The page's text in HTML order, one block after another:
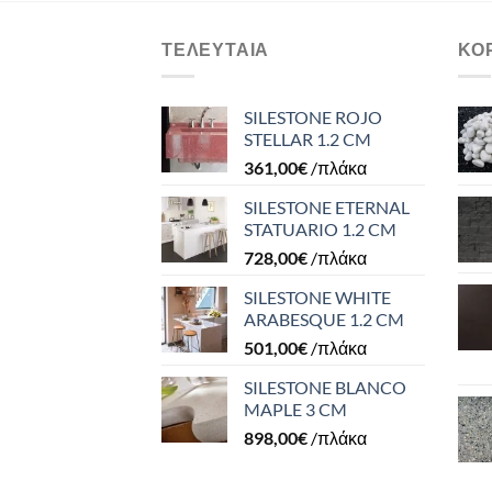
ΤΕΛΕΥΤΑΊΑ
SILESTONE ROJO
STELLAR 1.2 CM
361,00€ /πλάκα
SILESTONE ETERNAL
STATUARIO 1.2 CM
728,00€ /πλάκα
SILESTONE WHITE
ARABESQUE 1.2 CM
501,00€ /πλάκα
SILESTONE BLANCO
MAPLE 3 CM
898,00€ /πλάκα